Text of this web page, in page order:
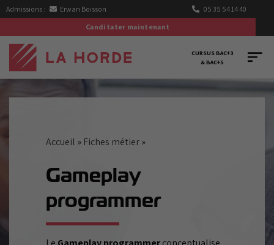
Passer
contenu
Admissions : Erwan Boisson
05 35 54 14 40
Canditater maintenant
CURSUS BAC+3
& BAC+5
Accueil » Fiches métier»
Gameplay
programmer